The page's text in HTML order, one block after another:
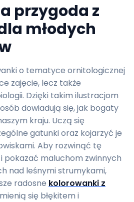
przygoda z
młodych
o tematyce ornitologicznej
zajęcie, lecz także
Dzięki takim ilustracjom
dowiadują się, jak bogaty
kraju. Uczą się
gatunki oraz kojarzyć je
Aby rozwinąć tę
pokazać maluchom zwinnych
nad leśnymi strumykami,
radosne kolorowanki z
się błękitem i